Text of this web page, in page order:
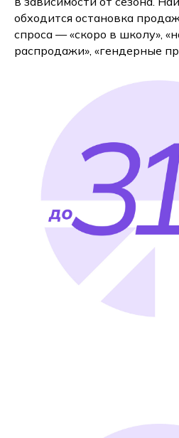
обходится остановка
спроса — «скоро в школу»,
распродажи», «гендерные